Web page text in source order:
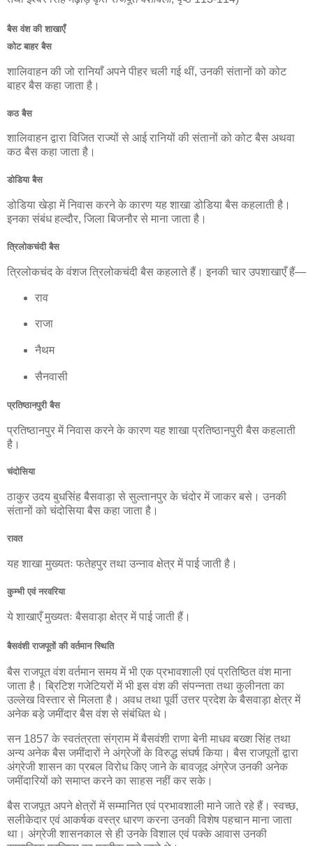
बैस वंश की शाखाएँ
कोट बाहर बैस
शालिवाहन की जो रानियाँ अपने पीहर चली गई थीं, उनकी संतानों को कोट
बाहर बैस कहा जाता है।
कठ बैस
शालिवाहन द्वारा विजित राज्यों से आई रानियों की संतानों को कोट बैस अथवा
कठ बैस कहा जाता है।
डोडिया बैस
डोडिया खेड़ा में निवास करने के कारण यह शाखा डोडिया बैस कहलाती है।
इनका संबंध हल्दौर, जिला बिजनौर से माना जाता है।
त्रिलोकचंदी बैस
त्रिलोकचंद के वंशज त्रिलोकचंदी बैस कहलाते हैं। इनकी चार उपशाखाएँ हैं—
राव
राजा
नैथम
सैनवासी
प्रतिष्ठानपुरी बैस
प्रतिष्ठानपुर में निवास करने के कारण यह शाखा प्रतिष्ठानपुरी बैस कहलाती
है।
चंदोसिया
ठाकुर उदय बुधसिंह बैसवाड़ा से सुल्तानपुर के चंदोर में जाकर बसे। उनकी
संतानों को चंदोसिया बैस कहा जाता है।
रावत
यह शाखा मुख्यतः फतेहपुर तथा उन्नाव क्षेत्र में पाई जाती है।
कुम्भी एवं नरवरिया
ये शाखाएँ मुख्यतः बैसवाड़ा क्षेत्र में पाई जाती हैं।
बैसवंशी राजपूतों की वर्तमान स्थिति
बैस राजपूत वंश वर्तमान समय में भी एक प्रभावशाली एवं प्रतिष्ठित वंश माना
जाता है। ब्रिटिश गजेटियरों में भी इस वंश की संपन्नता तथा कुलीनता का
उल्लेख विस्तार से मिलता है। अवध तथा पूर्वी उत्तर प्रदेश के बैसवाड़ा क्षेत्र में
अनेक बड़े जमींदार बैस वंश से संबंधित थे।
सन 1857 के स्वतंत्रता संग्राम में बैसवंशी राणा बेनी माधव बख्श सिंह तथा
अन्य अनेक बैस जमींदारों ने अंग्रेजों के विरुद्ध संघर्ष किया। बैस राजपूतों द्वारा
अंग्रेजी शासन का प्रबल विरोध किए जाने के बावजूद अंग्रेज उनकी अनेक
जमींदारियों को समाप्त करने का साहस नहीं कर सके।
बैस राजपूत अपने क्षेत्रों में सम्मानित एवं प्रभावशाली माने जाते रहे हैं। स्वच्छ,
सलीकेदार एवं आकर्षक वस्त्र धारण करना उनकी विशेष पहचान माना जाता
था। अंग्रेजी शासनकाल से ही उनके विशाल एवं पक्के आवास उनकी